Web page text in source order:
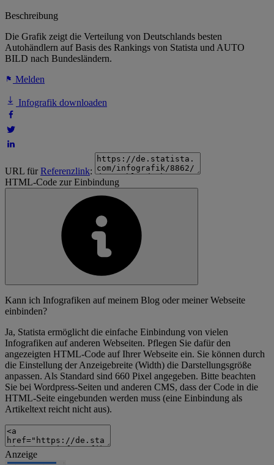
Beschreibung
Die Grafik zeigt die Verteilung von Deutschlands besten
Autohändlern auf Basis des Rankings von Statista und AUTO
BILD nach Bundesländern.
Melden
Infografik downloaden
URL fürReferenzlink:
HTML-Code zur Einbindung
Kann ich Infografiken auf meinem Blog oder meiner Webseite
einbinden?
Ja, Statista ermöglicht die einfache Einbindung von vielen
Infografiken auf anderen Webseiten. Pflegen Sie dafür den
angezeigten HTML-Code auf Ihrer Webseite ein. Sie können durch
die Einstellung der Anzeigebreite (Width) die Darstellungsgröße
anpassen. Als Standard sind 660 Pixel angegeben. Bitte beachten
Sie bei Wordpress-Seiten und anderen CMS, dass der Code in die
HTML-Seite eingebunden werden muss (eine Einbindung als
Artikeltext reicht nicht aus).
Anzeige